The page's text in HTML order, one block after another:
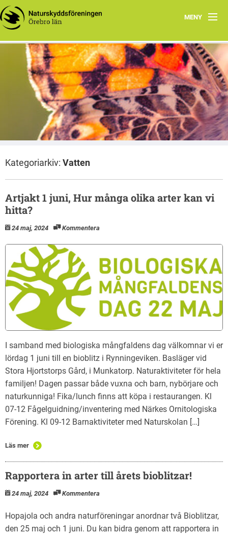
MENY
Hem
Aktuellt
Länsförbundet
Kretsar
Grupper och nätverk
Naturskyddsföreningen i Örebro län
Vi gör naturens röst hörd, och bevakar och stödjer arbete
med miljö- och naturfrågor i Örebro län
Kategoriarkiv: Vatten
Artjakt 1 juni, Hur många olika arter kan vi
hitta?
24 maj, 2024 Kommentera
I samband med biologiska mångfaldens dag välkomnar vi er
lördag 1 juni till en bioblitz i Rynningeviken. Basläger vid
Stora Hjortstorps Gård, i Munkatorp. Naturaktiviteter för hela
familjen! Dagen passar både vuxna och barn, nybörjare och
naturkunniga! Fika/lunch finns att köpa i restaurangen. Kl
07-12 Fågelguidning/inventering med Närkes Ornitologiska
Förening. Kl 09-12 Barnaktiviteter med Naturskolan […]
Läs mer
Rapportera in arter till årets bioblitzar!
24 maj, 2024 Kommentera
Hopajola och andra naturföreningar anordnar två Bioblitzar,
den 25 maj och 1 juni. Du kan bidra genom att rapportera in